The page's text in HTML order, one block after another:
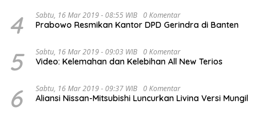
4 Sabtu, 16 Mar 2019 - 08:55 WIB 0 Komentar
Prabowo Resmikan Kantor DPD Gerindra di Banten
5 Sabtu, 16 Mar 2019 - 09:03 WIB 0 Komentar
Video: Kelemahan dan Kelebihan All New Terios
6 Sabtu, 16 Mar 2019 - 09:37 WIB 0 Komentar
Aliansi Nissan-Mitsubishi Luncurkan Livina Versi Mungil